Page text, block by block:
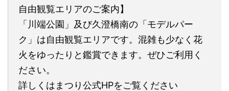
自由観覧エリアのご案内】
「川端公園」及び久澄橋南の「モデルパー
ク」は自由観覧エリアです。混雑も少なく花
火をゆったりと鑑賞できます。ぜひご利用く
ださい。
詳しくはまつり公式HPをご覧ください